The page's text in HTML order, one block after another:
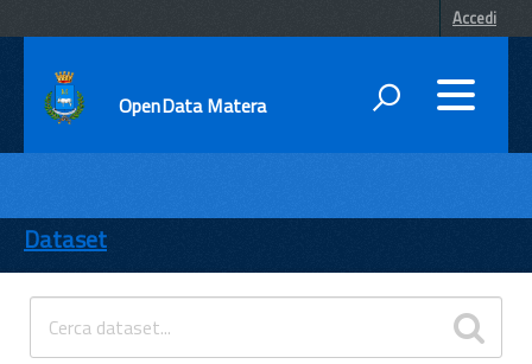
Accedi
OpenData Matera
ENTI
TEMI
INFORMAZIONI
Dataset